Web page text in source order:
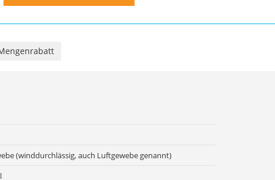
(winddurchlässig, auch Luftgewebe genannt)